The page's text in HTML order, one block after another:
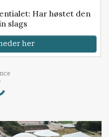
Har høstet den
slags
her